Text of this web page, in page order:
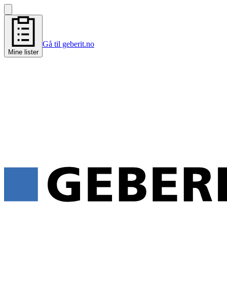
Mine lister
Gå til geberit.no